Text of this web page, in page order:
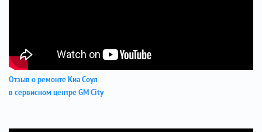
Отзыв о ремонте Киа Соул
в сервисном центре GM City